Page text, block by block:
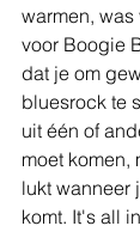
warmen,
voor Boogie
dat je om
bluesrock te
uit één of
moet komen,
lukt wanneer
komt. It's all